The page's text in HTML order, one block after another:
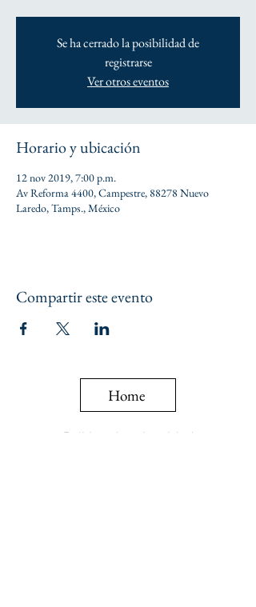
Se ha cerrado la posibilidad de
registrarse
Ver otros eventos
Horario y ubicación
12 nov 2019, 7:00 p.m.
Av Reforma 4400, Campestre, 88278 Nuevo
Laredo, Tamps., México
Compartir este evento
Home
Politica de privacidad